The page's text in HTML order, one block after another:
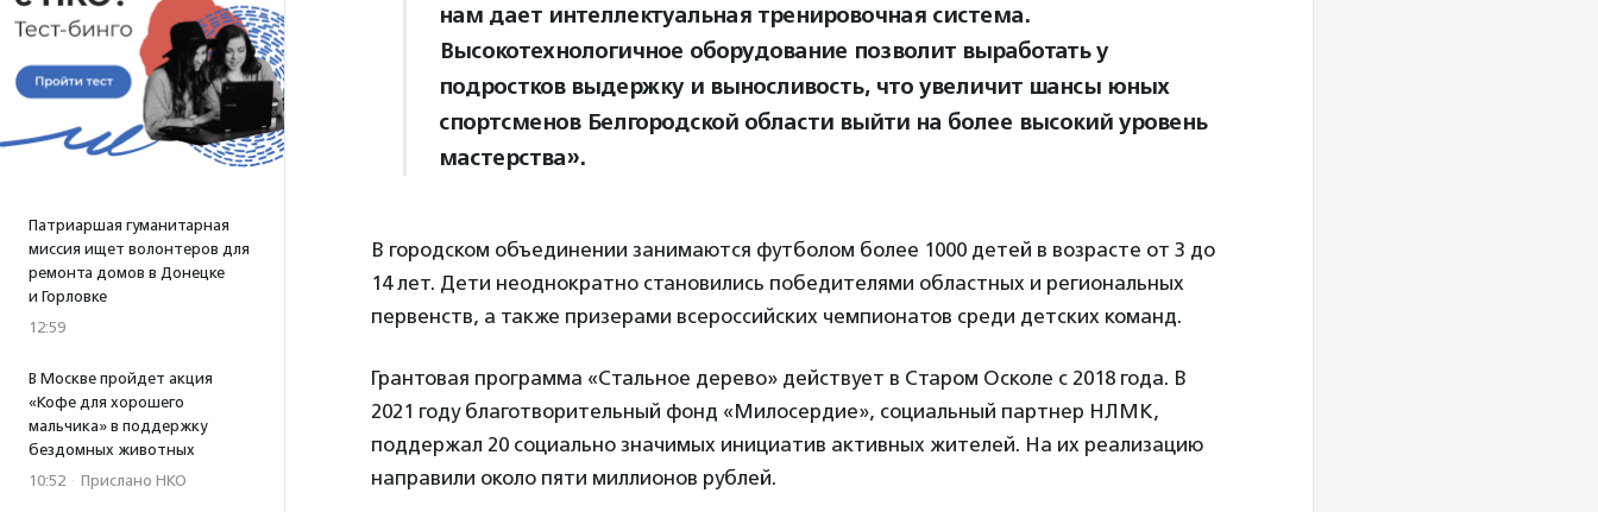
Патриаршая гуманитарная
миссия ищет волонтеров для
ремонта домов в Донецке
и Горловке
12:59
В Москве пройдет акция
«Кофе для хорошего
мальчика» в поддержку
бездомных животных
10:52 · Прислано НКО
нам дает интеллектуальная тренировочная система.
Высокотехнологичное оборудование позволит выработать у
подростков выдержку и выносливость, что увеличит шансы юных
спортсменов Белгородской области выйти на более высокий уровень
мастерства».
В городском объединении занимаются футболом более 1000 детей в возрасте от 3 до
14 лет. Дети неоднократно становились победителями областных и региональных
первенств, а также призерами всероссийских чемпионатов среди детских команд.
Грантовая программа «Стальное дерево» действует в Старом Осколе с 2018 года. В
2021 году благотворительный фонд «Милосердие», социальный партнер НЛМК,
поддержал 20 социально значимых инициатив активных жителей. На их реализацию
направили около пяти миллионов рублей.